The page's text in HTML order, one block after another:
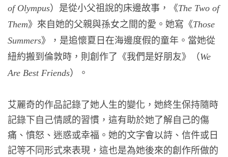
of Olympus）是從小父祖說的床邊故事，《The Two of
Them》來自她的父親與孫女之間的愛。她寫《Those
Summers》，是追懷夏日在海邊度假的童年。當她從
紐約搬到倫敦時，則創作了《我們是好朋友》（We
Are Best Friends）。
艾麗奇的作品記錄了她人生的變化，她終生保持隨時
記錄下自己情感的習慣，這有助於她了解自己的傷
痛、憤怒、迷惑或幸福。她的文字會以詩、信件或日
記等不同形式來表現，這也是為她後來的創作所做的